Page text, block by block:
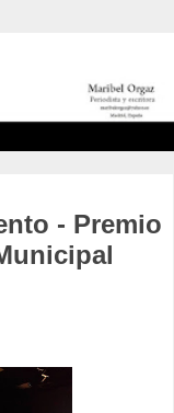
- Premio